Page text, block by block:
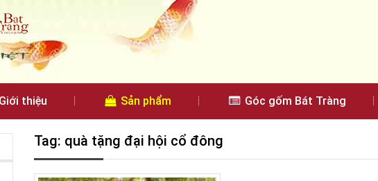
Giới thiệu Sản phẩm Góc gốm Bát Tràng
Tag: quà tặng đại hội cổ đông